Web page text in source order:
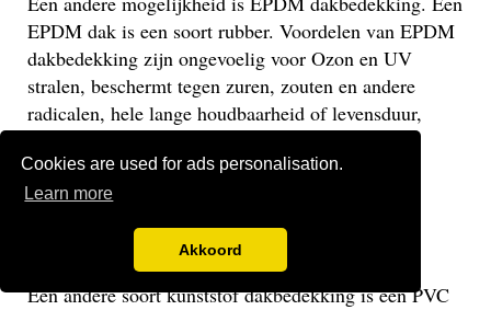
Cookies are used for ads personalisation.
Learn more
Akkoord
EPDM dak is een soort rubber. Voordelen van EPDM
dakbedekking zijn ongevoelig voor Ozon en UV
stralen, beschermt tegen zuren, zouten en andere
radicalen, hele lange houdbaarheid of levensduur,
milieuvriendelijke dakbedekking. EPDM daken
worden heel veel toegepast in Nederland.
PVC dakbedekking
Een andere soort kunststof dakbedekking is een PVC